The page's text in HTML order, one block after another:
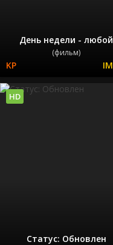
День недели - любой
(фильм)
Статус: Обновлен
HD